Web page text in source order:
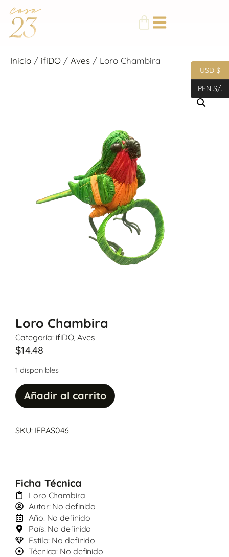
Inicio / ifiDO / Aves / Loro Chambira
Categoría: ifiDO,Aves
Loro Chambira
$14.48
1 disponibles
Añadir al carrito
SKU: IFPAS046
Ficha Técnica
Loro Chambira
Autor: No definido
Año: No definido
País: No definido
Estilo: No definido
Técnica: No definido
USD $
PEN S/.